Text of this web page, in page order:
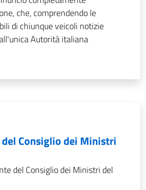
che, comprendendo le
di chiunque veicoli notizie
Autorità italiana
Consiglio dei Ministri
del Consiglio dei Ministri del